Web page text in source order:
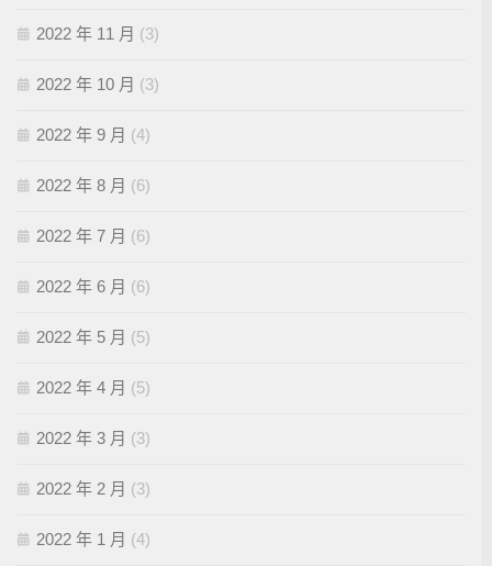
2022 年 11 月 (3)
2022 年 10 月 (3)
2022 年 9 月 (4)
2022 年 8 月 (6)
2022 年 7 月 (6)
2022 年 6 月 (6)
2022 年 5 月 (5)
2022 年 4 月 (5)
2022 年 3 月 (3)
2022 年 2 月 (3)
2022 年 1 月 (4)